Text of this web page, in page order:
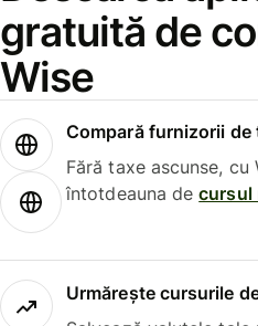
gratuită de
Wise
Compară furnizorii
Fără taxe ascunse, cu
întotdeauna decursul
Urmărește cursurile